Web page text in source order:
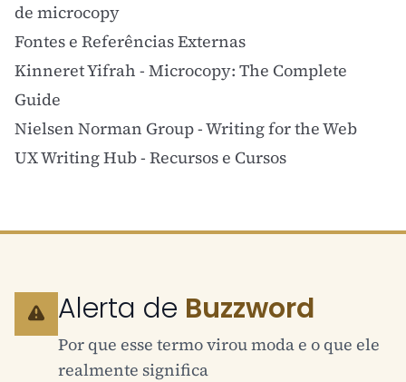
de microcopy
Fontes e Referências Externas
Kinneret Yifrah - Microcopy: The Complete
Guide
Nielsen Norman Group - Writing for the Web
UX Writing Hub - Recursos e Cursos
Alerta de Buzzword
Por que esse termo virou moda e o que ele
realmente significa